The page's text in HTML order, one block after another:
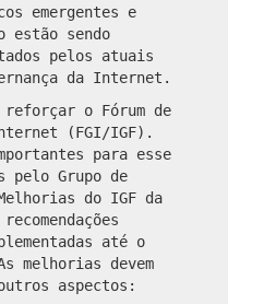
emergentes e
estão sendo
pelos atuais
da Internet.
o Fórum de
(FGI/IGF).
para esse
Grupo de
do IGF da
recomendações
até o
melhorias devem
aspectos: